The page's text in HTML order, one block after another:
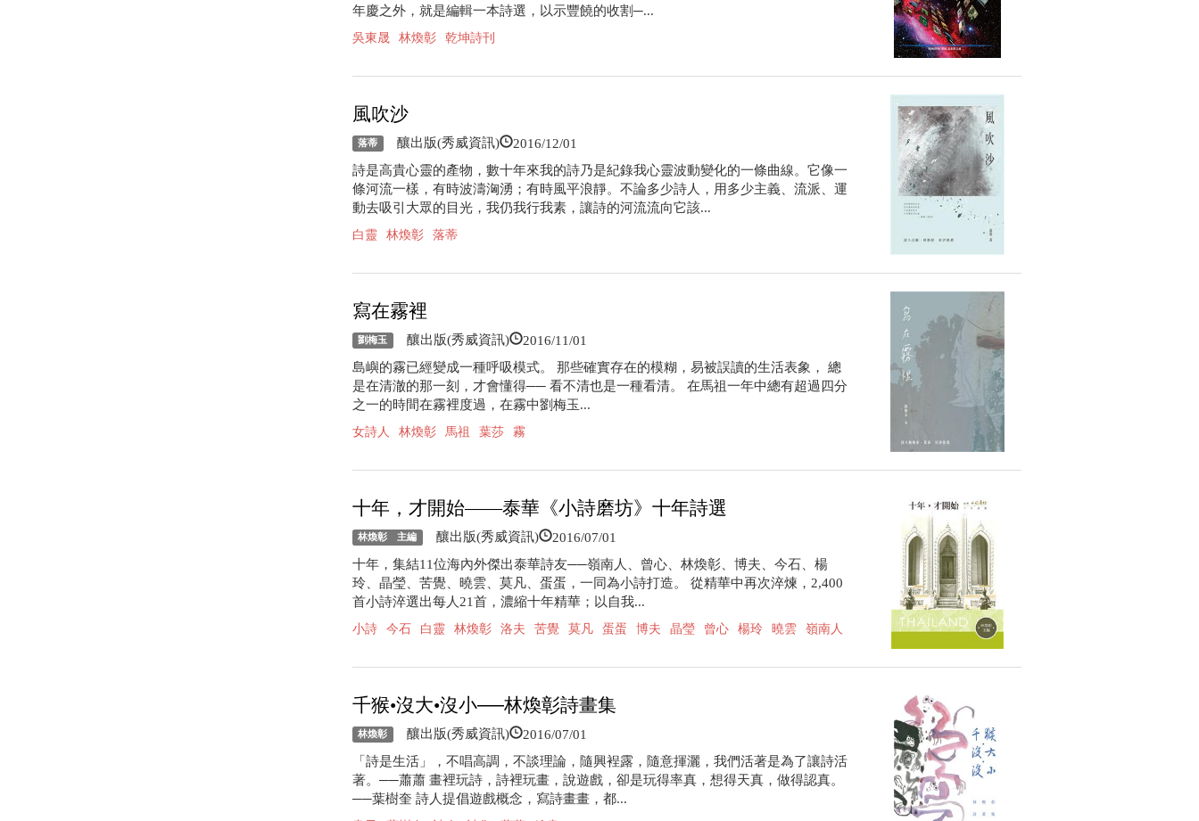
年慶之外，就是編輯一本詩選，以示豐饒的收割─...
吳東晟 林煥彰 乾坤詩刊
風吹沙
落蒂 釀出版(秀威資訊) 2016/12/01
詩是高貴心靈的產物，數十年來我的詩乃是紀錄我心靈波動變化的一條曲線。它像一
條河流一樣，有時波濤洶湧；有時風平浪靜。不論多少詩人，用多少主義、流派、運
動去吸引大眾的目光，我仍我行我素，讓詩的河流流向它該...
白靈 林煥彰 落蒂
寫在霧裡
劉梅玉 釀出版(秀威資訊) 2016/11/01
島嶼的霧已經變成一種呼吸模式。 那些確實存在的模糊，易被誤讀的生活表象， 總
是在清澈的那一刻，才會懂得── 看不清也是一種看清。 在馬祖一年中總有超過四分
之一的時間在霧裡度過，在霧中劉梅玉...
女詩人 林煥彰 馬祖 葉莎 霧
十年，才開始——泰華《小詩磨坊》十年詩選
林煥彰 主編 釀出版(秀威資訊) 2016/07/01
十年，集結11位海內外傑出泰華詩友──嶺南人、曾心、林煥彰、博夫、今石、楊
玲、晶瑩、苦覺、曉雲、莫凡、蛋蛋，一同為小詩打造。 從精華中再次淬煉，2,400
首小詩淬選出每人21首，濃縮十年精華；以自我...
小詩 今石 白靈 林煥彰 洛夫 苦覺 莫凡 蛋蛋 博夫 晶瑩 曾心 楊玲 曉雲 嶺南人
千猴•沒大•沒小──林煥彰詩畫集
林煥彰 釀出版(秀威資訊) 2016/07/01
「詩是生活」，不唱高調，不談理論，隨興裎露，隨意揮灑，我們活著是為了讓詩活
著。──蕭蕭 畫裡玩詩，詩裡玩畫，說遊戲，卻是玩得率真，想得天真，做得認真。
──葉樹奎 詩人提倡遊戲概念，寫詩畫畫，都...